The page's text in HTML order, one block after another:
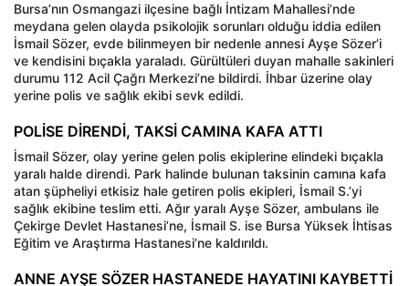
Bursa’nın Osmangazi ilçesine bağlı İntizam Mahallesi’nde
meydana gelen olayda psikolojik sorunları olduğu iddia edilen
İsmail Sözer, evde bilinmeyen bir nedenle annesi Ayşe Sözer’i
ve kendisini bıçakla yaraladı. Gürültüleri duyan mahalle sakinleri
durumu 112 Acil Çağrı Merkezi’ne bildirdi. İhbar üzerine olay
yerine polis ve sağlık ekibi sevk edildi.
POLİSE DİRENDİ, TAKSİ CAMINA KAFA ATTI
İsmail Sözer, olay yerine gelen polis ekiplerine elindeki bıçakla
yaralı halde direndi. Park halinde bulunan taksinin camına kafa
atan şüpheliyi etkisiz hale getiren polis ekipleri, İsmail S.’yi
sağlık ekibine teslim etti. Ağır yaralı Ayşe Sözer, ambulans ile
Çekirge Devlet Hastanesi’ne, İsmail S. ise Bursa Yüksek İhtisas
Eğitim ve Araştırma Hastanesi’ne kaldırıldı.
ANNE AYŞE SÖZER HASTANEDE HAYATINI KAYBETTİ